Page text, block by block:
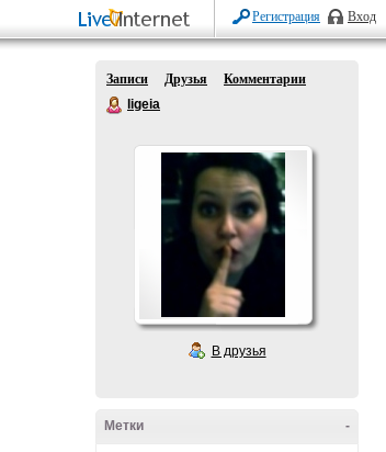
Регистрация Вход
Записи Друзья
Комментарии
ligeia
В друзья
-
Метки